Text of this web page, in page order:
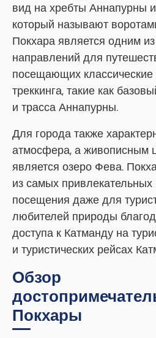
вид на хребты Аннапурны
который называют
Покхара является одним
направлений для
посещающих классические
треккинга, такие как
и трасса Аннапурны.
Для города также
атмосфера, а живописным
является озеро Фева.
из самых
посещения даже для
любителей природы
доступа к Катманду на
и туристических рейсах
Обзор
Покхары